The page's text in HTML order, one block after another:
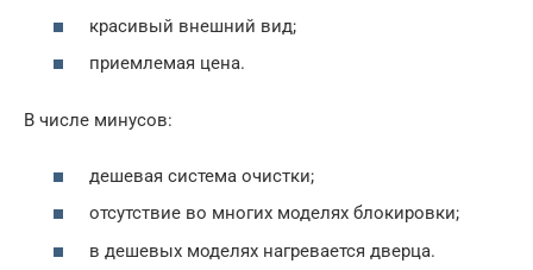
красивый внешний вид;
приемлемая цена.
В числе минусов:
дешевая система очистки;
отсутствие во многих моделях блокировки;
в дешевых моделях нагревается дверца.